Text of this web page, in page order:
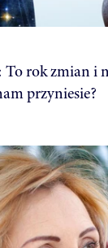
rok zmian i
przyniesie?